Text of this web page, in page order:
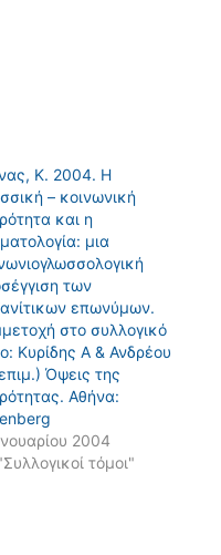
Κ. 2004. Η
– κοινωνική
και η
μια
των
επωνύμων.
στο συλλογικό
Κυρίδης Α & Ανδρέου
Όψεις της
Αθήνα:
2004
τόμοι"